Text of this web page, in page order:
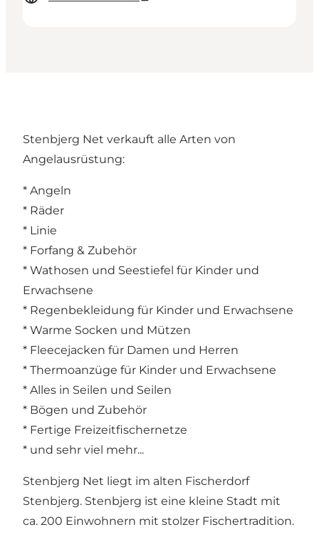
Stenbjerg Net verkauft alle Arten von
Angelausrüstung:
* Angeln
* Räder
* Linie
* Forfang & Zubehör
* Wathosen und Seestiefel für Kinder und
Erwachsene
* Regenbekleidung für Kinder und Erwachsene
* Warme Socken und Mützen
* Fleecejacken für Damen und Herren
* Thermoanzüge für Kinder und Erwachsene
* Alles in Seilen und Seilen
* Bögen und Zubehör
* Fertige Freizeitfischernetze
* und sehr viel mehr...
Stenbjerg Net liegt im alten Fischerdorf
Stenbjerg. Stenbjerg ist eine kleine Stadt mit
ca. 200 Einwohnern mit stolzer Fischertradition.